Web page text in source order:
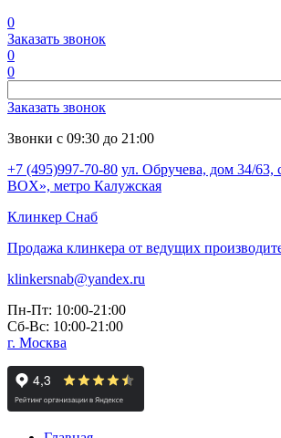
0
Заказать звонок
0
0
Заказать звонок
Звонки с 09:30 до 21:00
+7 (495)997-70-80 ул. Обручева, дом 34/
BOX», метро Калужская
Клинкер Снаб
Продажа клинкера от ведущих
klinkersnab@yandex.ru
Пн-Пт: 10:00-21:00
Сб-Вс: 10:00-21:00
г. Москва